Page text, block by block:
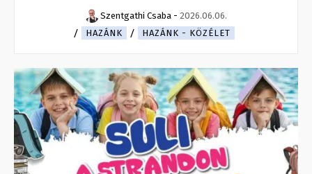
Szentgathi Csaba - 2026.06.06.
HAZÁNK
HAZÁNK - KÖZÉLET